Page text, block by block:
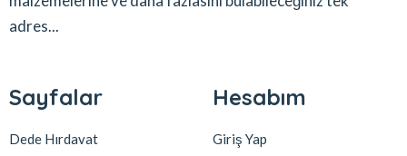
adres...
Sayfalar
Dede Hırdavat
Hesabım
Giriş Yap